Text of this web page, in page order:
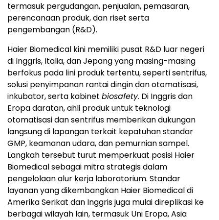
termasuk pergudangan, penjualan, pemasaran,
perencanaan produk, dan riset serta
pengembangan (R&D).
Haier Biomedical kini memiliki pusat R&D luar negeri
di Inggris, Italia, dan Jepang yang masing-masing
berfokus pada lini produk tertentu, seperti sentrifus,
solusi penyimpanan rantai dingin dan otomatisasi,
inkubator, serta kabinet biosafety. Di Inggris dan
Eropa daratan, ahli produk untuk teknologi
otomatisasi dan sentrifus memberikan dukungan
langsung di lapangan terkait kepatuhan standar
GMP, keamanan udara, dan pemurnian sampel.
Langkah tersebut turut memperkuat posisi Haier
Biomedical sebagai mitra strategis dalam
pengelolaan alur kerja laboratorium. Standar
layanan yang dikembangkan Haier Biomedical di
Amerika Serikat dan Inggris juga mulai direplikasi ke
berbagai wilayah lain, termasuk Uni Eropa, Asia